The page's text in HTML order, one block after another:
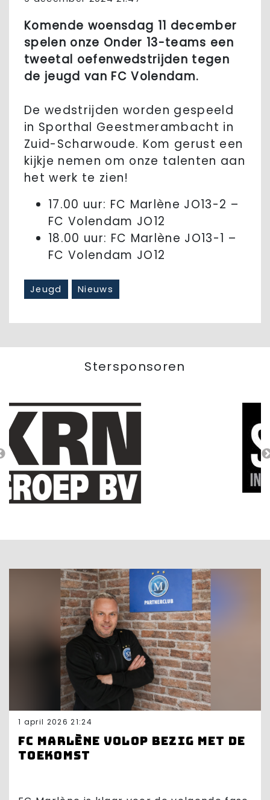
Komende woensdag 11 december
spelen onze Onder 13-teams een
tweetal oefenwedstrijden tegen
de jeugd van FC Volendam.
De wedstrijden worden gespeeld
in Sporthal Geestmerambacht in
Zuid-Scharwoude. Kom gerust een
kijkje nemen om onze talenten aan
het werk te zien!
17.00 uur: FC Marlène JO13-2 –
FC Volendam JO12
18.00 uur: FC Marlène JO13-1 –
FC Volendam JO12
Jeugd Nieuws
Stersponsoren
1 april 2026 21:24
FC Marlène volop bezig met de
toekomst